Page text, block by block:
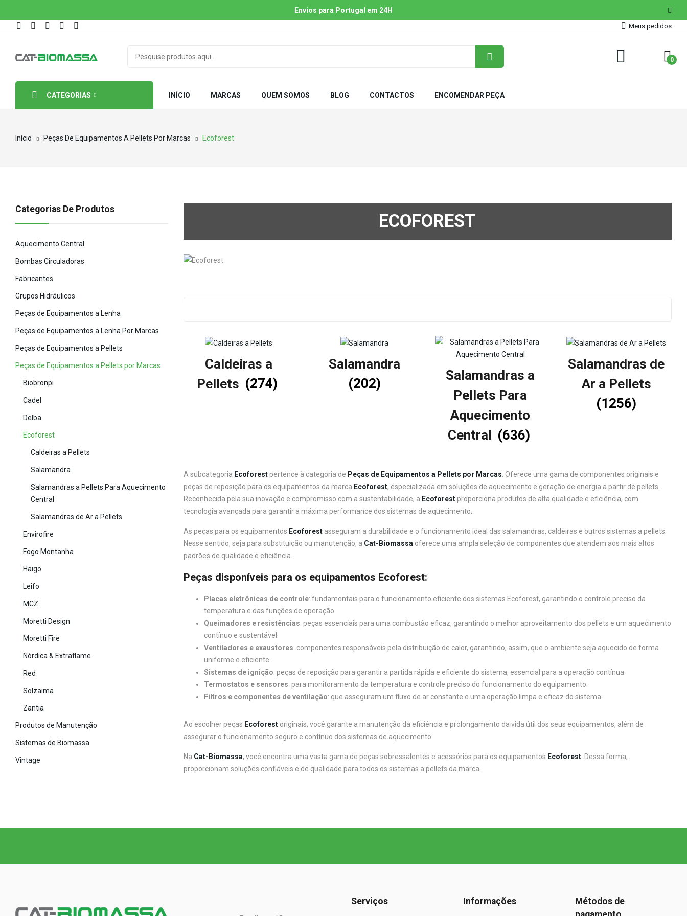
Envios para Portugal em 24H
Meus pedidos
0
CATEGORIAS INÍCIO MARCAS QUEM SOMOS BLOG CONTACTOS ENCOMENDAR PEÇA
Início Peças De Equipamentos A Pellets Por Marcas Ecoforest
ECOFOREST
Caldeiras a
Pellets (274)
Salamandra
(202)
Salamandras a
Pellets Para
Aquecimento
Central (636)
Salamandras de
Ar a Pellets
(1256)
A subcategoria Ecoforest pertence à categoria de Peças de Equipamentos a Pellets por Marcas. Oferece uma gama de componentes originais e
peças de reposição para os equipamentos da marca Ecoforest, especializada em soluções de aquecimento e geração de energia a partir de pellets.
Reconhecida pela sua inovação e compromisso com a sustentabilidade, a Ecoforest proporciona produtos de alta qualidade e eficiência, com
tecnologia avançada para garantir a máxima performance dos sistemas de aquecimento.
As peças para os equipamentos Ecoforest asseguram a durabilidade e o funcionamento ideal das salamandras, caldeiras e outros sistemas a pellets.
Nesse sentido, seja para substituição ou manutenção, a Cat-Biomassaoferece uma ampla seleção de componentes que atendem aos mais altos
padrões de qualidade e eficiência.
Peças disponíveis para os equipamentos Ecoforest:
Placas eletrônicas de controle: fundamentais para o funcionamento eficiente dos sistemas Ecoforest, garantindo o controle preciso da
temperatura e das funções de operação.
Queimadores e resistências: peças essenciais para uma combustão eficaz, garantindo o melhor aproveitamento dos pellets e um aquecimento
contínuo e sustentável.
Ventiladores e exaustores: componentes responsáveis pela distribuição de calor, garantindo, assim, que o ambiente seja aquecido de forma
uniforme e eficiente.
Sistemas de ignição: peças de reposição para garantir a partida rápida e eficiente do sistema, essencial para a operação contínua.
Termostatos e sensores: para monitoramento da temperatura e controle preciso do funcionamento do equipamento.
Filtros e componentes de ventilação: que asseguram um fluxo de ar constante e uma operação limpa e eficaz do sistema.
Ao escolher peças Ecoforest originais, você garante a manutenção da eficiência e prolongamento da vida útil dos seus equipamentos, além de
assegurar o funcionamento seguro e contínuo dos sistemas de aquecimento.
Na Cat-Biomassa, você encontra uma vasta gama de peças sobressalentes e acessórios para os equipamentos Ecoforest. Dessa forma,
proporcionam soluções confiáveis e de qualidade para todos os sistemas a pellets da marca.
Categorias De Produtos
Aquecimento Central
Bombas Circuladoras
Fabricantes
Grupos Hidráulicos
Peças de Equipamentos a Lenha
Peças de Equipamentos a Lenha Por Marcas
Peças de Equipamentos a Pellets
Peças de Equipamentos a Pellets por Marcas
Biobronpi
Cadel
Delba
Ecoforest
Caldeiras a Pellets
Salamandra
Salamandras a Pellets Para Aquecimento
Central
Salamandras de Ar a Pellets
Envirofire
Fogo Montanha
Haigo
Leifo
MCZ
Moretti Design
Moretti Fire
Nórdica & Extraflame
Red
Solzaima
Zantia
Produtos de Manutenção
Sistemas de Biomassa
Vintage
Serviços Informações
Métodos de